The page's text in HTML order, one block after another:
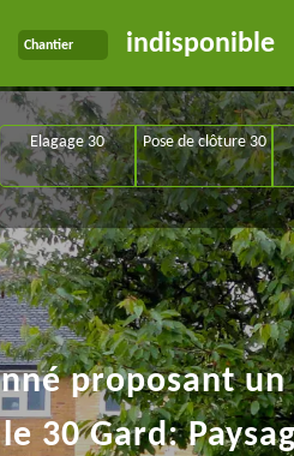
Chantier indisponible
Elagage 30 Pose de clôture 30
proposant
30 Gard: